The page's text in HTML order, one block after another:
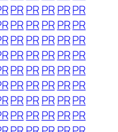
PRPRPR PRPR
PRPRPR PRPR
PRPRPR PRPR
PRPRPR PRPR
PRPRPR PRPR
PRPRPR PRPR
PRPRPR PRPR
PRPRPR PRPR